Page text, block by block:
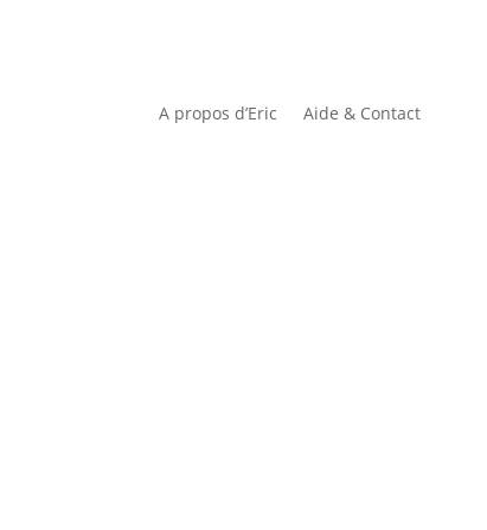
A propos d’Eric Aide & Contact